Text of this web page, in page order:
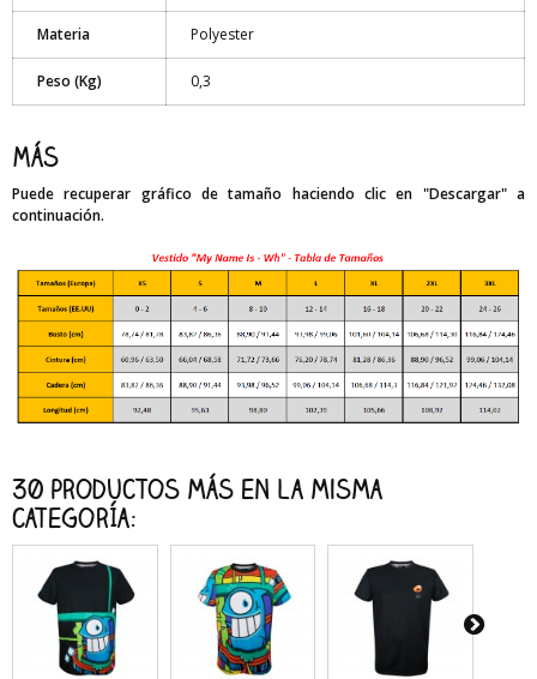
Materia Polyester
Peso (Kg) 0,3
Más
Puede recuperar gráfico de tamaño haciendo clic en "Descargar" a
continuación.
30 productos más en la misma
categoría: